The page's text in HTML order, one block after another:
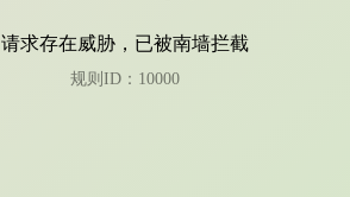
请求存在威胁，已被南墙拦截
规则ID：10000